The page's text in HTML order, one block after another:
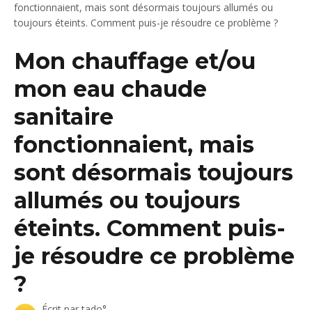
fonctionnaient, mais sont désormais toujours allumés ou
toujours éteints. Comment puis-je résoudre ce problème ?
Mon chauffage et/ou
mon eau chaude
sanitaire
fonctionnaient, mais
sont désormais toujours
allumés ou toujours
éteints. Comment puis-
je résoudre ce problème
?